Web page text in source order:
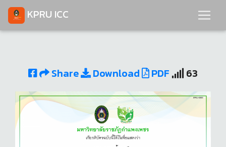
KPRU ICC
Share Download PDF 63